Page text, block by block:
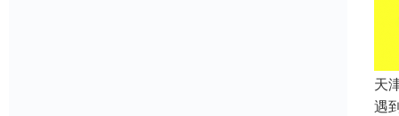
天
遇